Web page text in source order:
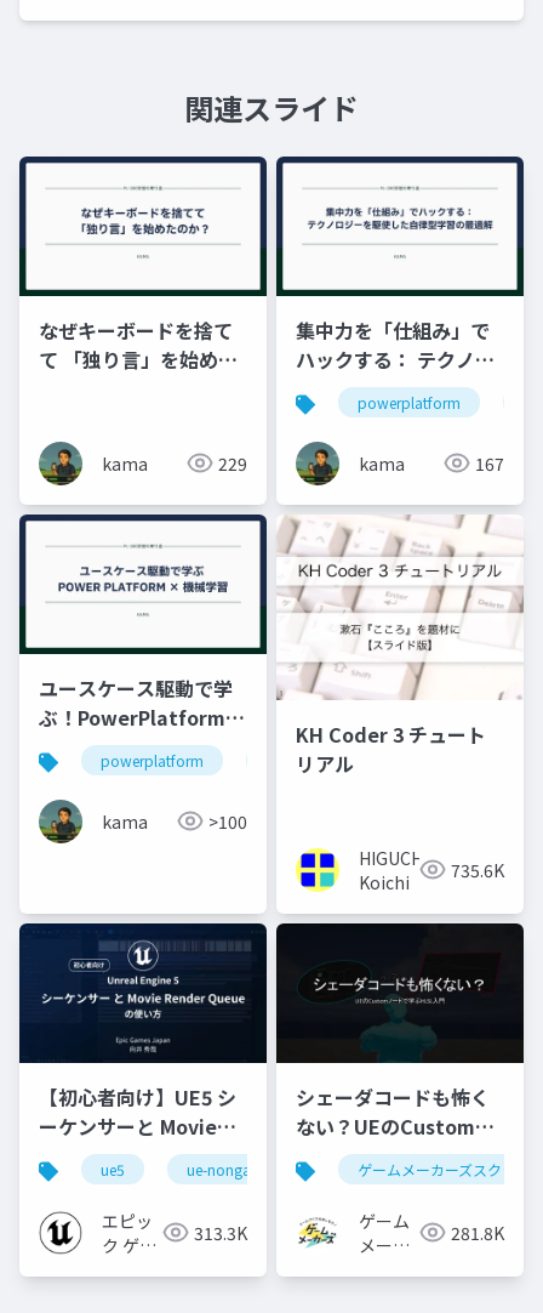
関連スライド
なぜキーボードを捨て
て 「独り言」を始めた
kama 229
集中力を「仕組み」で
ハックする： テクノロ
ジーを駆使した自律型
学習の最適解
powerplatform
kama 167
ユースケース駆動で学
ぶ！PowerPlatform×
機械学習powerplatform 機械学習
kama >100
KH Coder 3 チュート
リアル
HIGUCHI
Koichi
735.6K
【初心者向け】UE5 シ
ーケンサーと Movie
Render Queue の使い
方【Cinematic Dive
2023】
ue5 ue-nongame
エピッ
ク ゲー
313.3K
シェーダコードも怖く
ない？UEのCustomノ
ードで学ぶHLSL入門
ゲームメーカーズスクラン
ゲーム
メーカ
281.8K